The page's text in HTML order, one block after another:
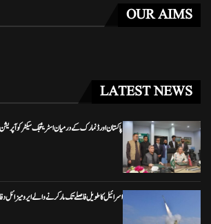
OUR AIMS
LATEST NEWS
پاکستان اور ڈنمارک کے درمیان اسٹریٹجک سیکٹر
اسرائیل کا طویل فاصلے تک مار کرنے والے ایرو میزائل